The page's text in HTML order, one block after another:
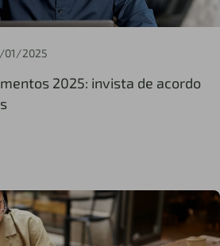
01/2025
2025: invista de acordo